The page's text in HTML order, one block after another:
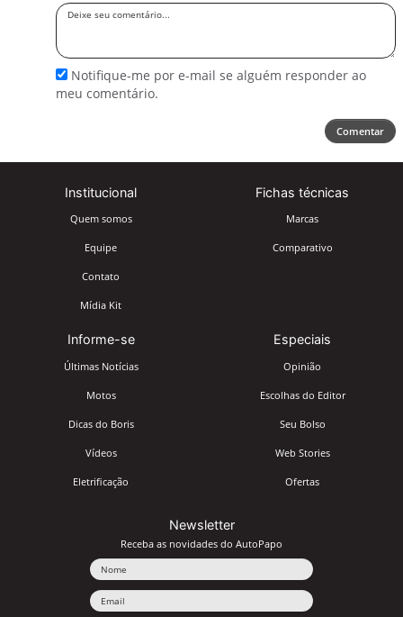
Deixe
Notifique-me por e-mail se alguém responder ao
meu comentário.
Comentar
Institucional
Quem somos
Equipe
Contato
Mídia Kit
Fichas técnicas
Marcas
Comparativo
Informe-se
Últimas Notícias
Motos
Dicas do Boris
Vídeos
Eletrificação
Especiais
Opinião
Escolhas do Editor
Seu Bolso
Web Stories
Ofertas
Newsletter
Receba as novidades do AutoPapo